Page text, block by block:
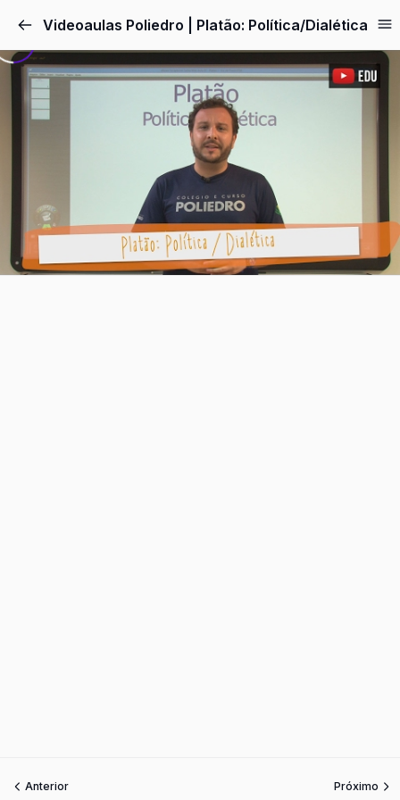
para
o
conteúdo
Videoaulas Poliedro | Platão: Política/Dialética
Anterior Próximo